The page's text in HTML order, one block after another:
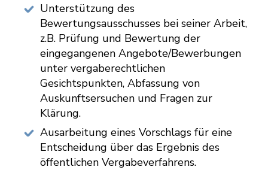
Unterstützung des
Bewertungsausschusses bei seiner Arbeit,
z.B. Prüfung und Bewertung der
eingegangenen Angebote/Bewerbungen
unter vergaberechtlichen
Gesichtspunkten, Abfassung von
Auskunftsersuchen und Fragen zur
Klärung.
Ausarbeitung eines Vorschlags für eine
Entscheidung über das Ergebnis des
öffentlichen Vergabeverfahrens.